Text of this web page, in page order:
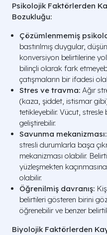
Psikolojik Faktörlerden
Bozukluğu:
Çözümlenmemiş
bastırılmış duygular,
konversiyon belirtilerine
bilinçli olarak fark
çatışmaların bir ifadesi
Stres ve travma: Ağır
(kaza, şiddet, istismar
tetikleyebilir. Vücut,
geliştirebilir.
Savunma mekanizması:
stresli durumlarla başa
mekanizması olabilir.
yüzleşmekten
olabilir.
Öğrenilmiş davranış:
belirtileri gösteren birini
öğrenebilir ve benzer
Biyolojik Faktörlerden